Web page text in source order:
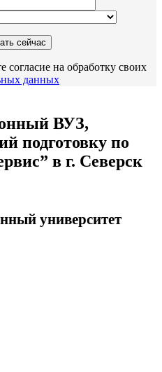
на обработку своих
данных
ВУЗ,
подготовку по
в г. Северск
университет